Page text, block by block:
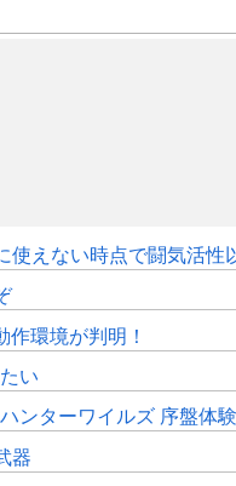
えない時点で闘気活性
環境が判明！
い
ンターワイルズ 序盤体
器